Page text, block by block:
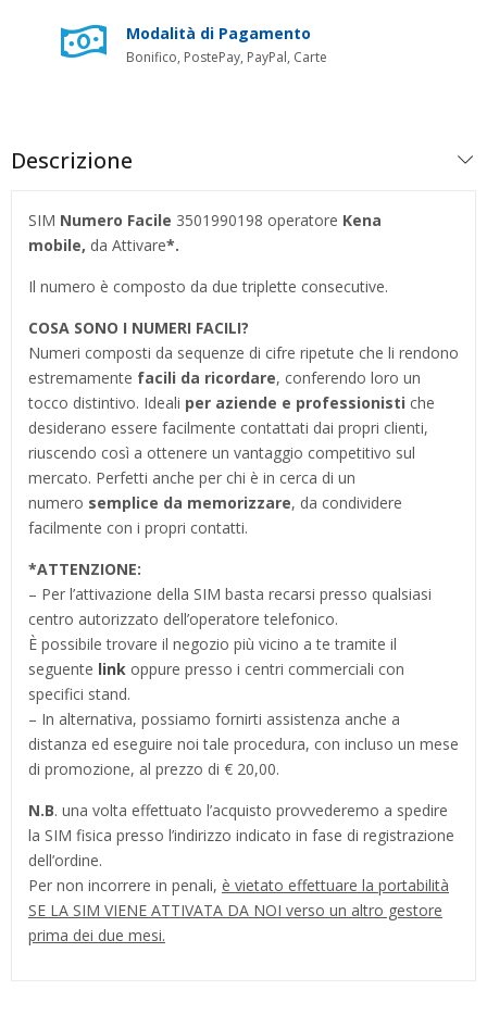
Modalità di Pagamento
Bonifico, PostePay, PayPal, Carte
Descrizione
SIM Numero Facile 3501990198 operatore Kena
mobile, da Attivare*.
Il numero è composto da due triplette consecutive.
COSA SONO I NUMERI FACILI?
Numeri composti da sequenze di cifre ripetute che li rendono
estremamente facili da ricordare, conferendo loro un
tocco distintivo. Ideali per aziende e professionisti che
desiderano essere facilmente contattati dai propri clienti,
riuscendo così a ottenere un vantaggio competitivo sul
mercato. Perfetti anche per chi è in cerca di un
numero semplice da memorizzare, da condividere
facilmente con i propri contatti.
*ATTENZIONE:
– Per l’attivazione della SIM basta recarsi presso qualsiasi
centro autorizzato dell’operatore telefonico.
È possibile trovare il negozio più vicino a te tramite il
seguente link oppure presso i centri commerciali con
specifici stand.
– In alternativa, possiamo fornirti assistenza anche a
distanza ed eseguire noi tale procedura, con incluso un mese
di promozione, al prezzo di € 20,00.
N.B. una volta effettuato l’acquisto provvederemo a spedire
la SIM fisica presso l’indirizzo indicato in fase di registrazione
dell’ordine.
Per non incorrere in penali, è vietato effettuare la portabilità
SE LA SIM VIENE ATTIVATA DA NOI verso un altro gestore
prima dei due mesi.